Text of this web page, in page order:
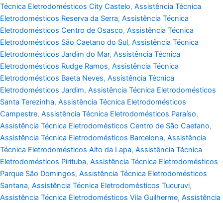
Técnica Eletrodomésticos City Castelo, Assistência Técnica
Eletrodomésticos Reserva da Serra, Assistência Técnica
Eletrodomésticos Centro de Osasco, Assistência Técnica
Eletrodomésticos São Caetano do Sul, Assistência Técnica
Eletrodomésticos Jardim do Mar, Assistência Técnica
Eletrodomésticos Rudge Ramos, Assistência Técnica
Eletrodomésticos Baeta Neves, Assistência Técnica
Eletrodomésticos Jardim, Assistência Técnica Eletrodomésticos
Santa Terezinha, Assistência Técnica Eletrodomésticos
Campestre, Assistência Técnica Eletrodomésticos Paraíso,
Assistência Técnica Eletrodomésticos Centro de São Caetano,
Assistência Técnica Eletrodomésticos Barcelona, Assistência
Técnica Eletrodomésticos Alto da Lapa, Assistência Técnica
Eletrodomésticos Pirituba, Assistência Técnica Eletrodomésticos
Parque São Domingos, Assistência Técnica Eletrodomésticos
Santana, Assistência Técnica Eletrodomésticos Tucuruvi,
Assistência Técnica Eletrodomésticos Vila Guilherme, Assistência